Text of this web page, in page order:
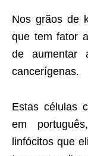
Nos grãos de
que tem fator
de aumentar
cancerígenas.
Estas células
em
linfócitos que